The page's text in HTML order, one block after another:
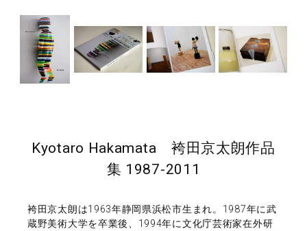
Kyotaro Hakamata 袴田京太朗作品
集 1987-2011
袴田京太朗は1963年静岡県浜松市生まれ。1987年に武
蔵野美術大学を卒業後、1994年に文化庁芸術家在外研